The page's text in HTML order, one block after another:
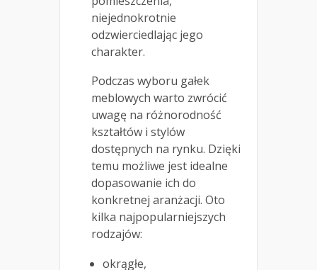
niejednokrotnie
odzwierciedlając jego
charakter.
Podczas wyboru gałek
meblowych warto zwrócić
uwagę na różnorodność
kształtów i stylów
dostępnych na rynku. Dzięki
temu możliwe jest idealne
dopasowanie ich do
konkretnej aranżacji. Oto
kilka najpopularniejszych
rodzajów:
okrągłe,